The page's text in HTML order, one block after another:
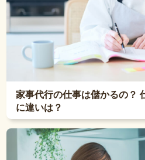
家事代行の仕事は儲かるの？
に違いは？